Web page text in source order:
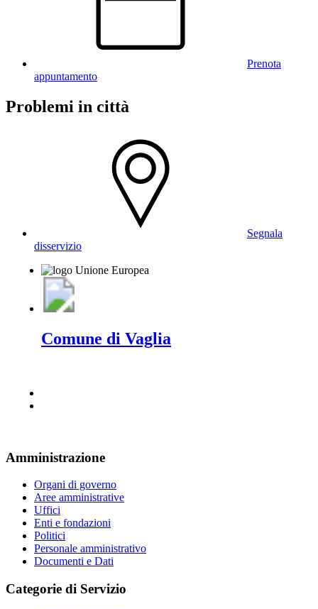
Prenota
appuntamento
Problemi in città
Segnala
disservizio
Comune di Vaglia
Amministrazione
Organi di governo
Aree amministrative
Uffici
Enti e fondazioni
Politici
Personale amministrativo
Documenti e Dati
Categorie di Servizio